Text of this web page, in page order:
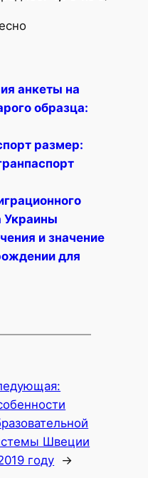
анкеты на
образца:
размер:
Украины
и значение
для
Швеции
году →